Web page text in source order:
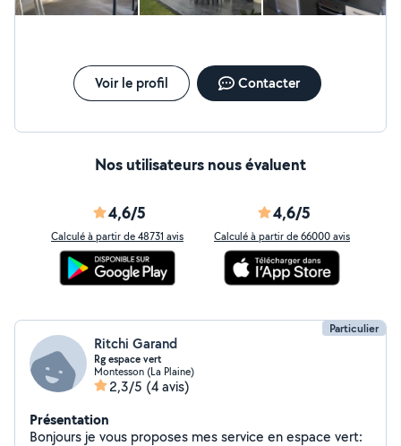
Voir le profil Contacter
Nos utilisateurs nous évaluent
4,6/5
Calculé à partir de 48731 avis
4,6/5
Calculé à partir de 66000 avis
Particulier
Ritchi Garand
Rg espace vert
Montesson (La Plaine)
2,3/5 (4 avis)
Présentation
Bonjours je vous proposes mes service en espace vert: